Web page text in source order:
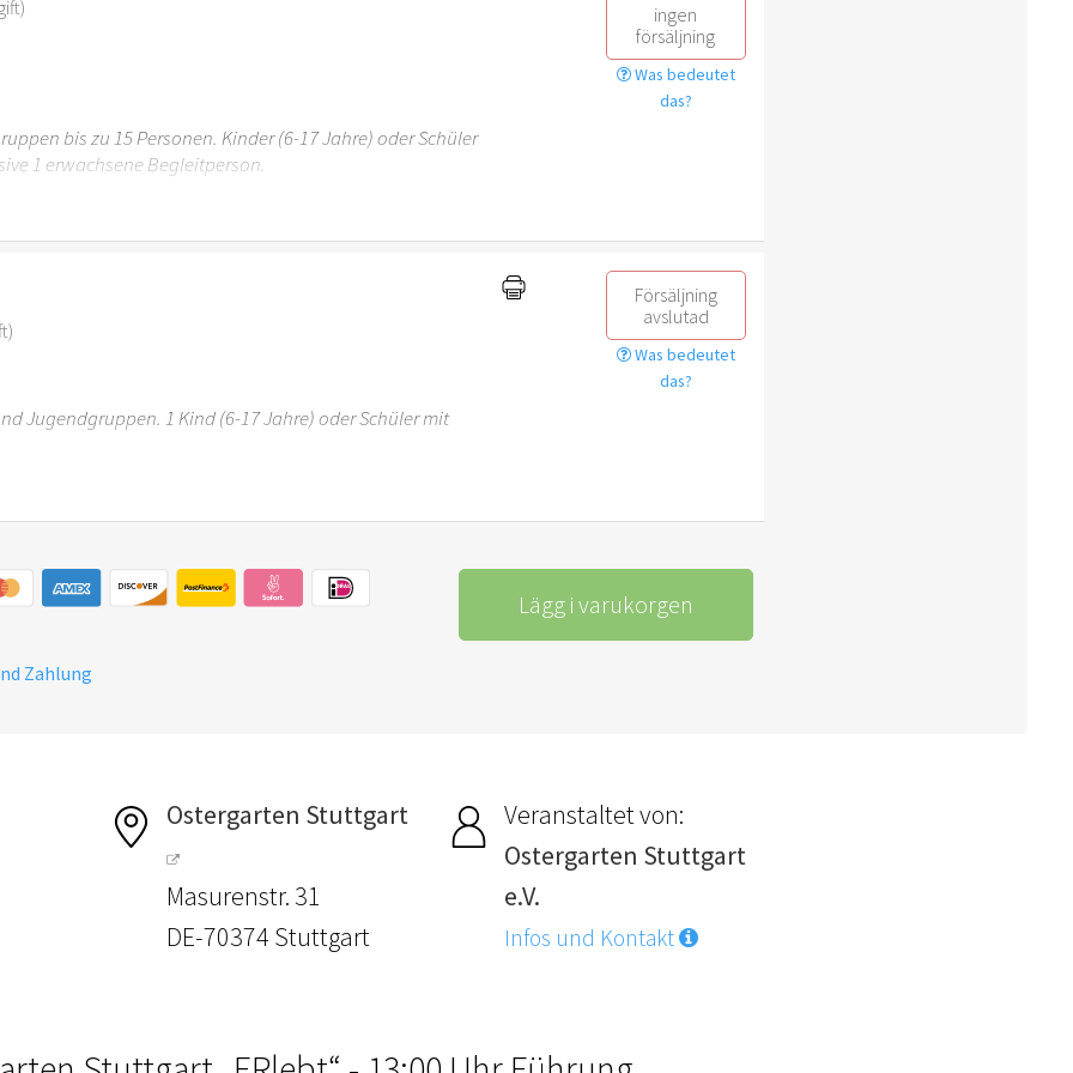
ingen
försäljning
Was bedeutet
das?
bis zu 15 Personen. Kinder (6-17 Jahre) oder Schüler
1 erwachsene Begleitperson.
6 Jahren ist der Ostergarten Stuttgart nicht
Försäljning
avslutad
Was bedeutet
das?
Jugendgruppen. 1 Kind (6-17 Jahre) oder Schüler mit
6 Jahren ist der Ostergarten Stuttgart nicht
Lägg i varukorgen
Zahlung
Ostergarten Stuttgart
Masurenstr. 31
DE-70374 Stuttgart
Veranstaltet von:
Ostergarten Stuttgart
e.V.
Infos und Kontakt